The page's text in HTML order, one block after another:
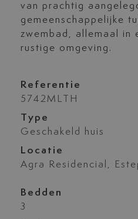
van prachtig
gemeenschappelijke
zwembad, allemaal in
rustige omgeving.
Referentie
5742MLTH
Type
Geschakeld huis
Locatie
Agra Residencial,
Bedden
3